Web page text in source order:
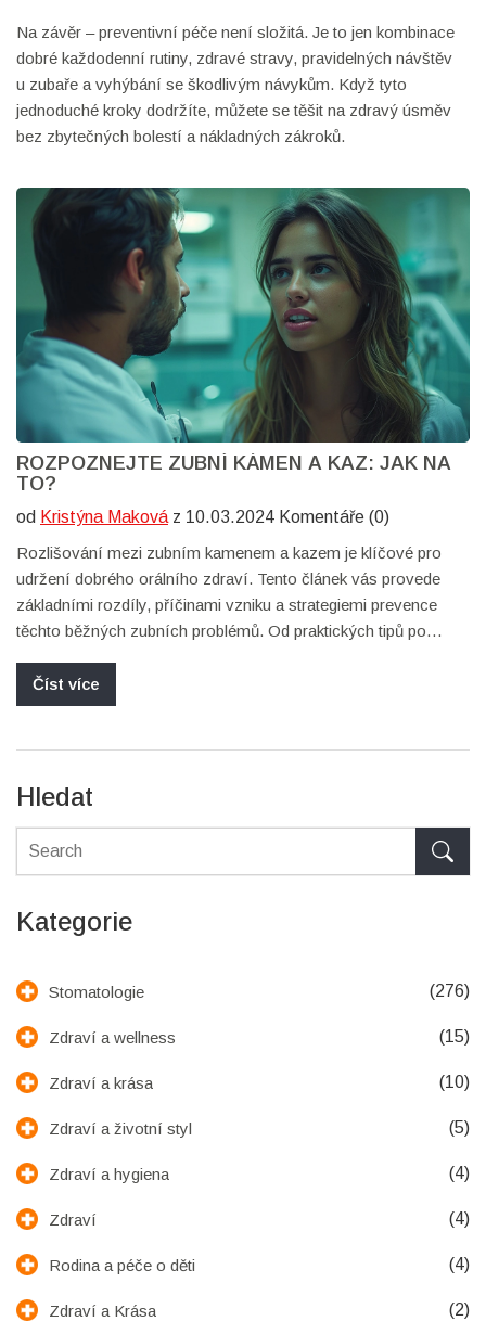
Na závěr – preventivní péče není složitá. Je to jen kombinace
dobré každodenní rutiny, zdravé stravy, pravidelných návštěv
u zubaře a vyhýbání se škodlivým návykům. Když tyto
jednoduché kroky dodržíte, můžete se těšit na zdravý úsměv
bez zbytečných bolestí a nákladných zákroků.
ROZPOZNEJTE ZUBNÍ KÁMEN A KAZ: JAK NA
TO?
od Kristýna Maková z 10.03.2024 Komentáře (0)
Rozlišování mezi zubním kamenem a kazem je klíčové pro
udržení dobrého orálního zdraví. Tento článek vás provede
základními rozdíly, příčinami vzniku a strategiemi prevence
těchto běžných zubních problémů. Od praktických tipů po
předcházet nepříjemným následkům špatné ústní hygieny.
Číst více
Hledat
Kategorie
Stomatologie (276)
Zdraví a wellness (15)
Zdraví a krása (10)
Zdraví a životní styl (5)
Zdraví a hygiena (4)
Zdraví (4)
Rodina a péče o děti (4)
Zdraví a Krása (2)